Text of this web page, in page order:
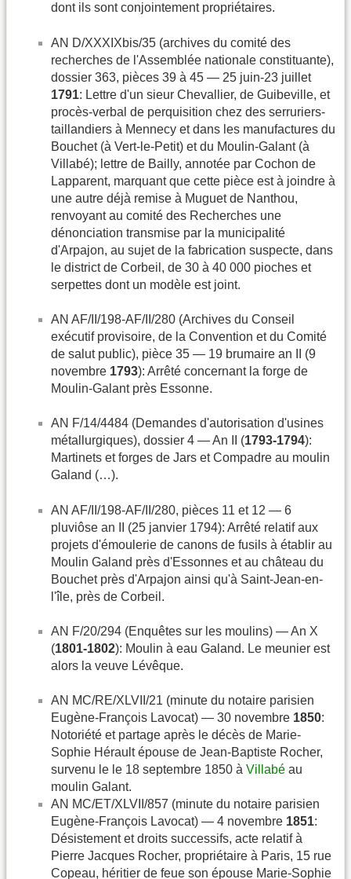
dont ils sont conjointement propriétaires.
AN D/XXXIXbis/35 (archives du comité des
recherches de l'Assemblée nationale constituante),
dossier 363, pièces 39 à 45 — 25 juin-23 juillet
1791: Lettre d'un sieur Chevallier, de Guibeville, et
procès-verbal de perquisition chez des serruriers-
taillandiers à Mennecy et dans les manufactures du
Bouchet (à Vert-le-Petit) et du Moulin-Galant (à
Villabé); lettre de Bailly, annotée par Cochon de
Lapparent, marquant que cette pièce est à joindre à
une autre déjà remise à Muguet de Nanthou,
renvoyant au comité des Recherches une
dénonciation transmise par la municipalité
d'Arpajon, au sujet de la fabrication suspecte, dans
le district de Corbeil, de 30 à 40 000 pioches et
serpettes dont un modèle est joint.
AN AF/II/198-AF/II/280 (Archives du Conseil
exécutif provisoire, de la Convention et du Comité
de salut public), pièce 35 — 19 brumaire an II (9
novembre 1793): Arrêté concernant la forge de
Moulin-Galant près Essonne.
AN F/14/4484 (Demandes d'autorisation d'usines
métallurgiques), dossier 4 — An II (1793-1794):
Martinets et forges de Jars et Compadre au moulin
Galand (…).
AN AF/II/198-AF/II/280, pièces 11 et 12 — 6
pluviôse an II (25 janvier 1794): Arrêté relatif aux
projets d'émoulerie de canons de fusils à établir au
Moulin Galand près d'Essonnes et au château du
Bouchet près d'Arpajon ainsi qu'à Saint-Jean-en-
l'île, près de Corbeil.
AN F/20/294 (Enquêtes sur les moulins) — An X
(1801-1802): Moulin à eau Galand. Le meunier est
alors la veuve Lévêque.
AN MC/RE/XLVII/21 (minute du notaire parisien
Eugène-François Lavocat) — 30 novembre 1850:
Notoriété et partage après le décès de Marie-
Sophie Hérault épouse de Jean-Baptiste Rocher,
survenu le le 18 septembre 1850 à Villabé au
moulin Galant.
AN MC/ET/XLVII/857 (minute du notaire parisien
Eugène-François Lavocat) — 4 novembre 1851:
Désistement et droits successifs, acte relatif à
Pierre Jacques Rocher, propriétaire à Paris, 15 rue
Copeau, héritier de feue son épouse Marie-Sophie